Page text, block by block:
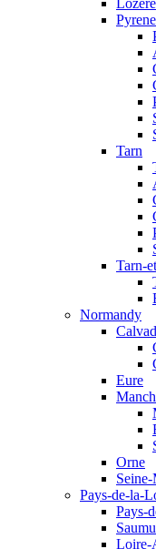
Lozere
Tarn
Tarn-
Normandy
Eure
Orne
Pays-de-la-
Pays-
Loire-